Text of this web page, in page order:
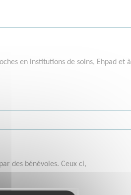
en institutions de soins, Ehpad et à
des bénévoles. Ceux ci,